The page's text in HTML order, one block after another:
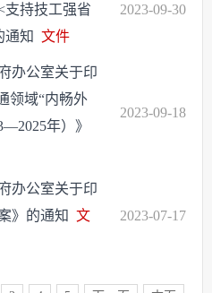
支持技工强省
通知 文件
2023-09-30
办公室关于印
领域“内畅外
年）》
2023-09-18
办公室关于印
》的通知 文
2023-07-17